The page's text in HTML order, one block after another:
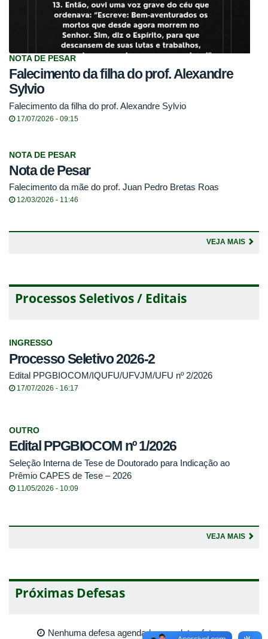
NOTA DE PESAR
Falecimento da filha do prof. Alexandre
Sylvio
Falecimento da filha do prof. Alexandre Sylvio
17/07/2026 - 09:15
NOTA DE PESAR
Nota de Pesar
Falecimento da mãe do prof. Juan Pedro Bretas Roas
12/03/2026 - 11:46
VEJA MAIS
Processos Seletivos / Editais
INGRESSO
Processo Seletivo 2026-2
Edital PPGBIOCOM/IQUFU/UFVJM/UFU nº 2/2026
17/07/2026 - 16:17
OUTRO
Edital PPGBIOCOM nº 1/2026
Seleção Interna de Tese de Doutorado para Indicação ao
Prêmio CAPES de Tese – 2026
11/05/2026 - 10:09
VEJA MAIS
Próximas Defesas
Nenhuma defesa agendada para datas futuras.